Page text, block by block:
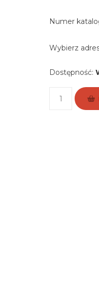
Numer
Wybierz
Dostępność: